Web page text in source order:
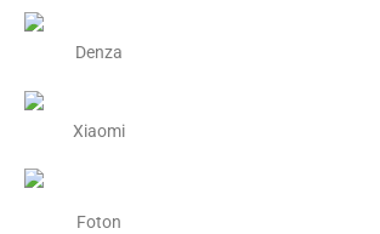
Denza
Xiaomi
Foton